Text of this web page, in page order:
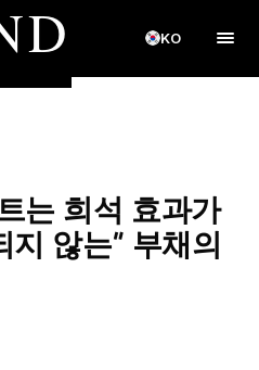
KO
는 희석 효과가
지 않는" 부채의